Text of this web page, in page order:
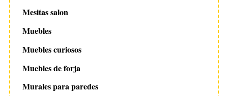
Mesitas salon
Muebles
Muebles curiosos
Muebles de forja
Murales para paredes